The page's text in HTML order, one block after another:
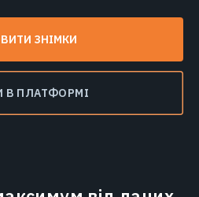
ЗНІМКИ
В ПЛАТФОРМІ